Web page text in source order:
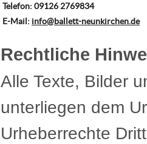
Telefon: 09126 2769834
E-Mail: info@ballett-neunkirchen.de
Rechtliche
Alle Texte, Bilder
unterliegen dem
Urheberrechte